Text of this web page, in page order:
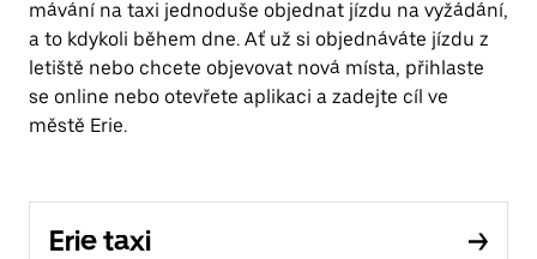
mávání na taxi jednoduše objednat jízdu na vyžádání,
a to kdykoli během dne. Ať už si objednáváte jízdu z
letiště nebo chcete objevovat nová místa, přihlaste
se online nebo otevřete aplikaci a zadejte cíl ve
městě Erie.
Erie taxi